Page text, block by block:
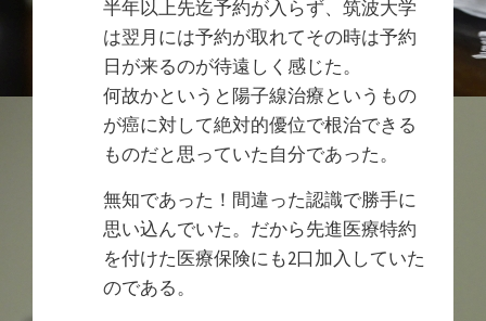
半年以上先迄予約が入らず、筑波大学
は翌月には予約が取れてその時は予約
日が来るのが待遠しく感じた。
何故かというと陽子線治療というもの
が癌に対して絶対的優位で根治できる
ものだと思っていた自分であった。
無知であった！間違った認識で勝手に
思い込んでいた。だから先進医療特約
を付けた医療保険にも2口加入していた
のである。